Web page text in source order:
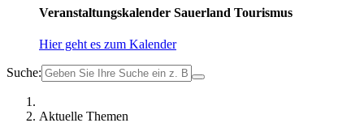
Veranstaltungskalender Sauerland Tourismus
Hier geht es zum Kalender
Suche:
Aktuelle Themen